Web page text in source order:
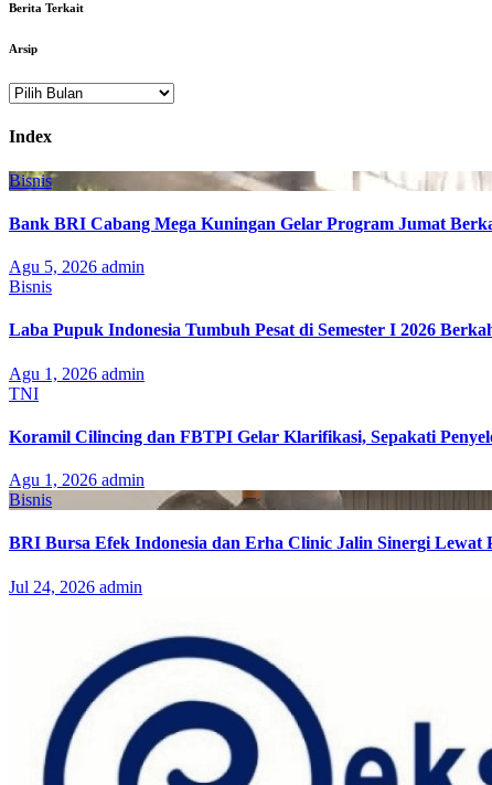
Berita Terkait
Arsip
Arsip
Index
Bisnis
Bank BRI Cabang Mega Kuningan Gelar Program Jumat
Agu 5, 2026 admin
Bisnis
Laba Pupuk Indonesia Tumbuh Pesat di Semester I 2026
Agu 1, 2026 admin
TNI
Koramil Cilincing dan FBTPI Gelar Klarifikasi, Sepakati
Agu 1, 2026 admin
Bisnis
BRI Bursa Efek Indonesia dan Erha Clinic Jalin Sinergi Lewat
Jul 24, 2026 admin